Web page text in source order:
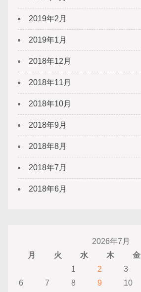
2019年2月
2019年1月
2018年12月
2018年11月
2018年10月
2018年9月
2018年8月
2018年7月
2018年6月
2026年7月
月
火 水 木 金
1
2 3
6
7 8 9 10